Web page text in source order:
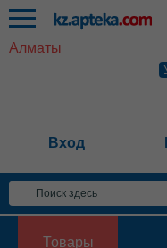
Алматы
Вход
Товары